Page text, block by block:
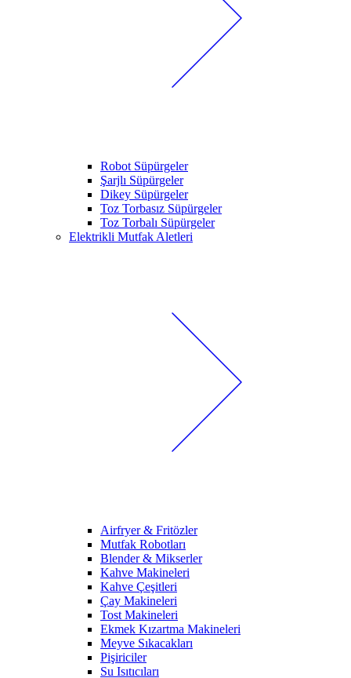
Robot Süpürgeler
Şarjlı Süpürgeler
Dikey Süpürgeler
Toz Torbasız Süpürgeler
Toz Torbalı Süpürgeler
Elektrikli Mutfak Aletleri
Airfryer & Fritözler
Mutfak Robotları
Blender & Mikserler
Kahve Makineleri
Kahve Çeşitleri
Çay Makineleri
Tost Makineleri
Ekmek Kızartma Makineleri
Meyve Sıkacakları
Pişiriciler
Su Isıtıcıları